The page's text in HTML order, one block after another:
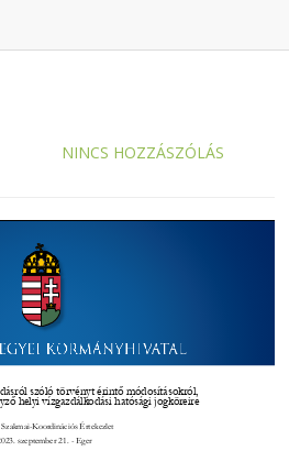
NINCS HOZZÁSZÓLÁS